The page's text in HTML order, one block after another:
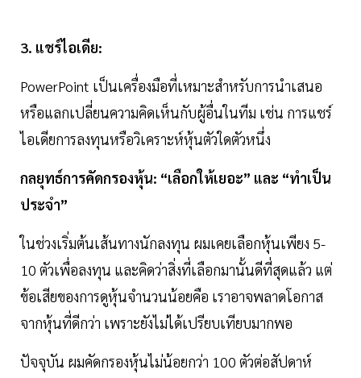
3. แชร์ไอเดีย:
PowerPoint เป็นเครื่องมือที่เหมาะสำหรับการนำเสนอ
หรือแลกเปลี่ยนความคิดเห็นกับผู้อื่นในทีม เช่น การแชร์
ไอเดียการลงทุนหรือวิเคราะห์หุ้นตัวใดตัวหนึ่ง
กลยุทธ์การคัดกรองหุ้น: “เลือกให้เยอะ” และ “ทำเป็น
ประจำ”
ในช่วงเริ่มต้นเส้นทางนักลงทุน ผมเคยเลือกหุ้นเพียง 5-
10 ตัวเพื่อลงทุน และคิดว่าสิ่งที่เลือกมานั้นดีที่สุดแล้ว แต่
ข้อเสียของการดูหุ้นจำนวนน้อยคือ เราอาจพลาดโอกาส
จากหุ้นที่ดีกว่า เพราะยังไม่ได้เปรียบเทียบมากพอ
ปัจจุบัน ผมคัดกรองหุ้นไม่น้อยกว่า 100 ตัวต่อสัปดาห์